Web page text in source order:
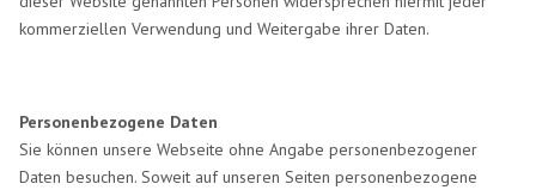
kommerziellen Verwendung und Weitergabe ihrer Daten.
Personenbezogene Daten
Sie können unsere Webseite ohne Angabe personenbezogener
Daten besuchen. Soweit auf unseren Seiten personenbezogene